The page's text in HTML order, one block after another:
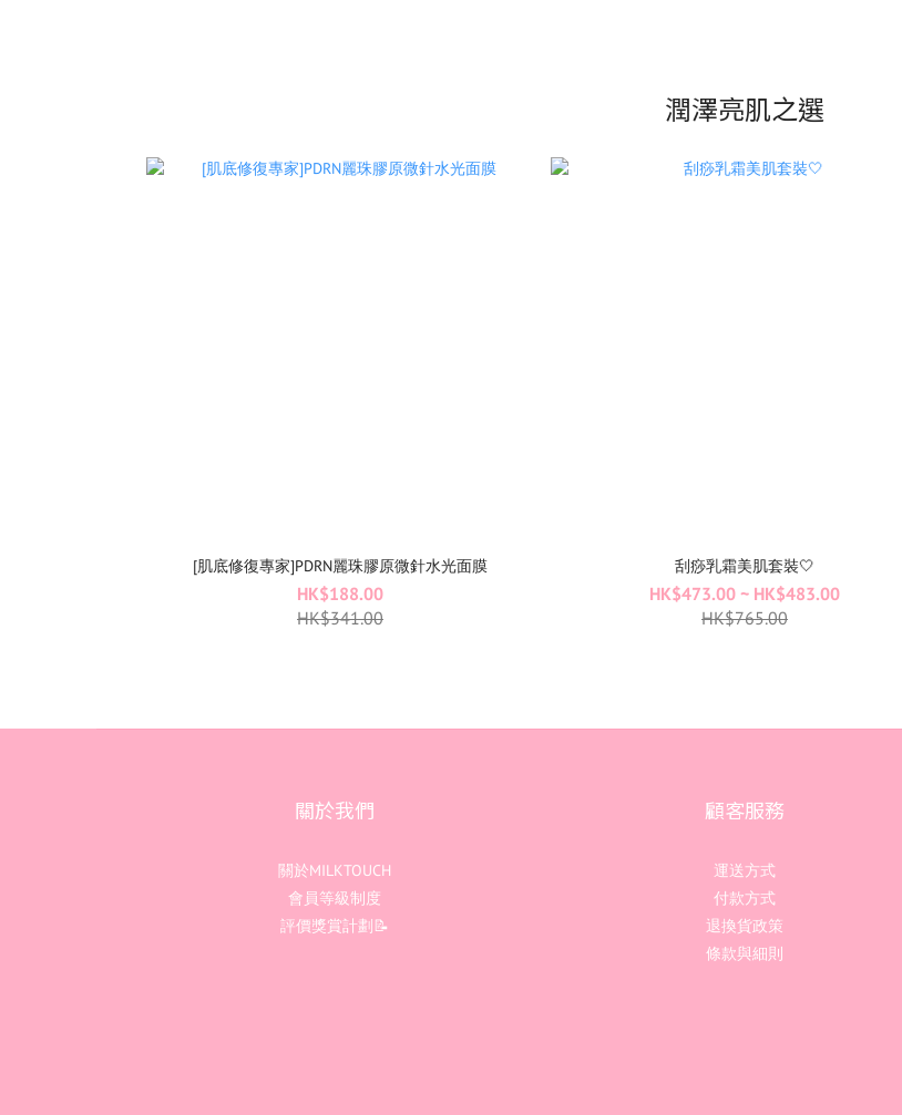
潤澤亮肌之選
[肌底修復專家]PDRN麗珠膠原微針水光面膜
HK$188.00
HK$341.00
刮痧乳霜美肌套裝​🤍
HK$473.00 ~ HK$483.00
HK$765.00
關於我們
關於MILKTOUCH
會員等級制度
評價獎賞計劃📝
顧客服務
運送方式
付款方式
退換貨政策
條款與細則